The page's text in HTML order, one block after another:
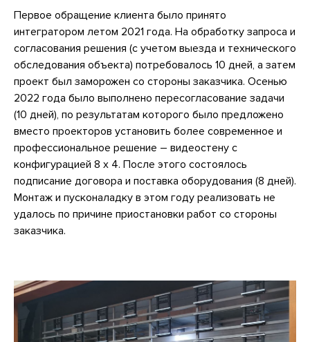
Первое обращение клиента было принято
интегратором летом 2021 года. На обработку запроса и
согласования решения (с учетом выезда и технического
обследования объекта) потребовалось 10 дней, а затем
проект был заморожен со стороны заказчика. Осенью
2022 года было выполнено пересогласование задачи
(10 дней), по результатам которого было предложено
вместо проекторов установить более современное и
профессиональное решение – видеостену с
конфигурацией 8 x 4. После этого состоялось
подписание договора и поставка оборудования (8 дней).
Монтаж и пусконаладку в этом году реализовать не
удалось по причине приостановки работ со стороны
заказчика.